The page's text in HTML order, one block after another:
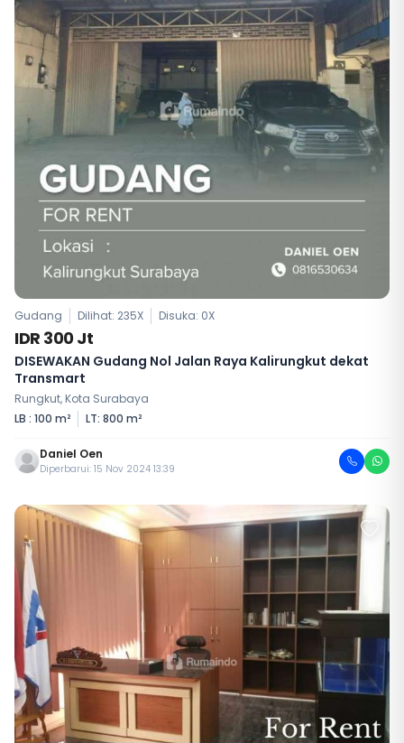
Gudang Dilihat: 235X Disuka: 0X
IDR 300 Jt
DISEWAKAN Gudang Nol Jalan Raya Kalirungkut dekat
Transmart
Rungkut, Kota Surabaya
LB : 100 m²
LT: 800 m²
Daniel Oen
Diperbarui: 15 Nov 2024 13:39